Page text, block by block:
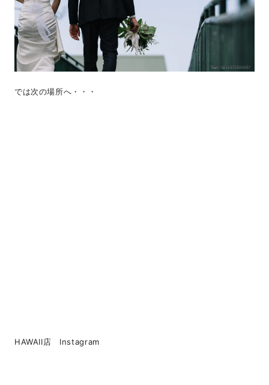
では次の場所へ・・・
HAWAII店 Instagram